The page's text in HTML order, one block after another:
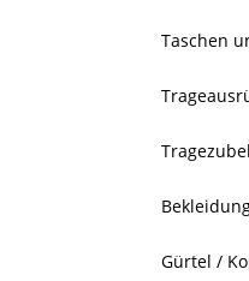
Taschen
Gürtel /